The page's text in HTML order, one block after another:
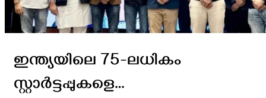
ഇന്ത്യയിലെ 75-ലധികം
സ്റ്റാർട്ടപ്പുകളെ